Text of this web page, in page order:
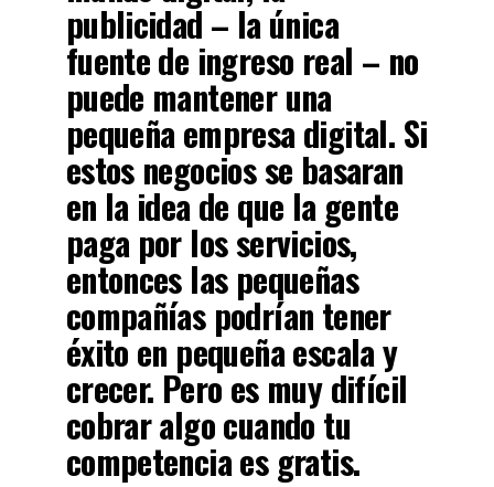
publicidad – la única
fuente de ingreso real – no
puede mantener una
pequeña empresa digital. Si
estos negocios se basaran
en la idea de que la gente
paga por los servicios,
entonces las pequeñas
compañías podrían tener
éxito en pequeña escala y
crecer. Pero es muy difícil
cobrar algo cuando tu
competencia es gratis.